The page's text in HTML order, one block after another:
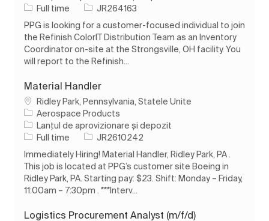
Tipul postului
Full time Job IdJR264163
PPG is looking for a customer-focused individual to join
the Refinish ColorIT Distribution Team as an Inventory
Coordinator on-site at the Strongsville, OH facility. You
will report to the Refinish...
Material Handler
LocRidley Park, Pennsylvania, Statele Unite
Aerospace Products
Categorie
Lanțul de aprovizionare și depozit
Tipul postului
Full time Job IdJR2610242
Immediately Hiring! Material Handler, Ridley Park, PA .
This job is located at PPG’s customer site Boeing in
Ridley Park, PA. Starting pay: $23. Shift: Monday – Friday,
11:00am – 7:30pm . ***Interv...
Logistics Procurement Analyst (m/f/d)